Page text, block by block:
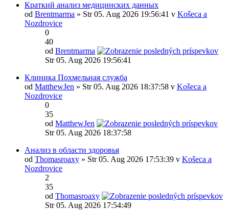
Краткий анализ медицинских данных
od Brentmarma » Str 05. Aug 2026 19:56:41 v Košeca a
Nozdrovice
0
40
od Brentmarma
Str 05. Aug 2026 19:56:41
Клиника Похмельная служба
od MatthewJen » Str 05. Aug 2026 18:37:58 v Košeca a
Nozdrovice
0
35
od MatthewJen
Str 05. Aug 2026 18:37:58
Анализ в области здоровья
od Thomasroaxy » Str 05. Aug 2026 17:53:39 v Košeca a
Nozdrovice
2
35
od Thomasroaxy
Str 05. Aug 2026 17:54:49